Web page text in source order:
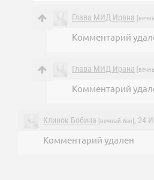
Глава МИД Ирана
Комментарий
Глава МИД Ирана
Комментарий
Клинок Бобина [вечный бан] , 24
Комментарий удален